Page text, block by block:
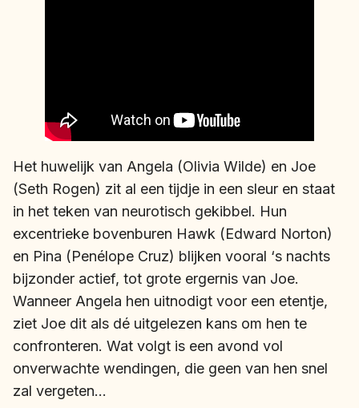
Het huwelijk van Angela (Olivia Wilde) en Joe
(Seth Rogen) zit al een tijdje in een sleur en staat
in het teken van neurotisch gekibbel. Hun
excentrieke bovenburen Hawk (Edward Norton)
en Pina (Penélope Cruz) blijken vooral ‘s nachts
bijzonder actief, tot grote ergernis van Joe.
Wanneer Angela hen uitnodigt voor een etentje,
ziet Joe dit als dé uitgelezen kans om hen te
confronteren. Wat volgt is een avond vol
onverwachte wendingen, die geen van hen snel
zal vergeten…